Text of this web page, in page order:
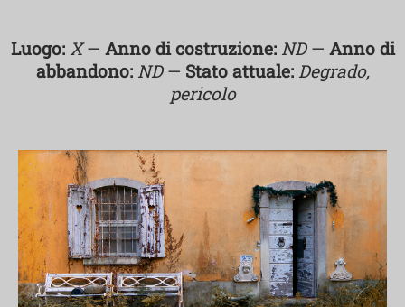
Luogo: X— Anno di costruzione: ND— Anno di
abbandono: ND— Stato attuale: Degrado,
pericolo